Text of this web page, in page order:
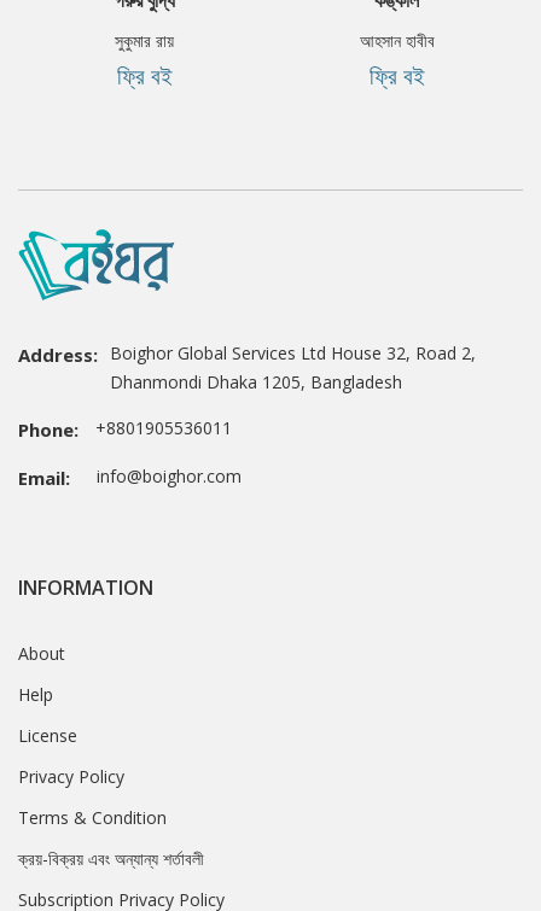
সুকুমার রায়
ফ্রি বই
আহসান হাবীব
ফ্রি বই
Address: Boighor Global Services Ltd House 32, Road 2,
Dhanmondi Dhaka 1205, Bangladesh
Phone: +8801905536011
Email: info@boighor.com
INFORMATION
About
Help
License
Privacy Policy
Terms & Condition
ক্রয়-বিক্রয় এবং অন্যান্য শর্তাবলী
Subscription Privacy Policy